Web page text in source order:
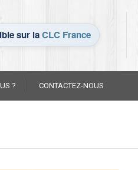
sur laCLC France
? CONTACTEZ-NOUS